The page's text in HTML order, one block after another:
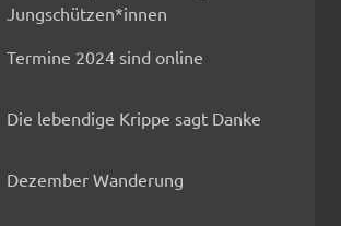
Jungschützen*innen
Termine 2024 sind online
Die lebendige Krippe sagt Danke
Dezember Wanderung